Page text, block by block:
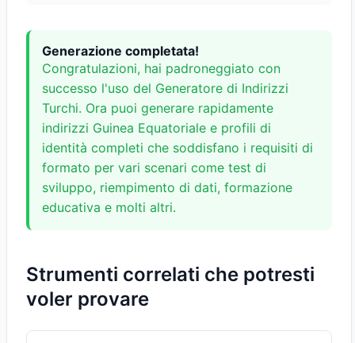
Generazione completata!
Congratulazioni, hai padroneggiato con
successo l'uso del Generatore di Indirizzi
Turchi. Ora puoi generare rapidamente
indirizzi Guinea Equatoriale e profili di
identità completi che soddisfano i requisiti di
formato per vari scenari come test di
sviluppo, riempimento di dati, formazione
educativa e molti altri.
Strumenti correlati che potresti
voler provare